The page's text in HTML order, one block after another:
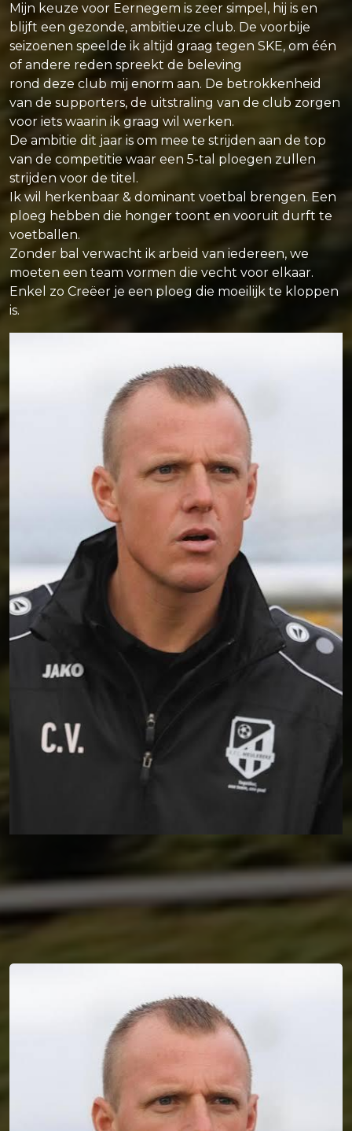
Mijn keuze voor Eernegem is zeer simpel, hij is en
blijft een gezonde, ambitieuze club. De voorbije
seizoenen speelde ik altijd graag tegen SKE, om één
of andere reden spreekt de beleving
rond deze club mij enorm aan. De betrokkenheid
van de supporters, de uitstraling van de club zorgen
voor iets waarin ik graag wil werken.
De ambitie dit jaar is om mee te strijden aan de top
van de competitie waar een 5-tal ploegen zullen
strijden voor de titel.
Ik wil herkenbaar & dominant voetbal brengen. Een
ploeg hebben die honger toont en vooruit durft te
voetballen.
Zonder bal verwacht ik arbeid van iedereen, we
moeten een team vormen die vecht voor elkaar.
Enkel zo Creëer je een ploeg die moeilijk te kloppen
is.